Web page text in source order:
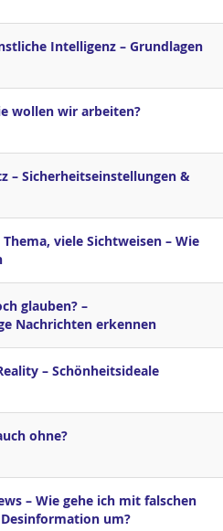
Intelligenz – Grundlagen
wollen wir arbeiten?
– Sicherheits­einstellungen &
viele Sichtweisen – Wie
glauben? –
Nachrichten erkennen
– Schönheitsideale
ohne?
– Wie gehe ich mit falschen
um?